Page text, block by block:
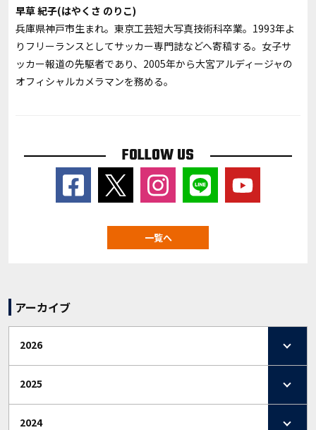
早草 紀子(はやくさ のりこ)
兵庫県神戸市生まれ。東京工芸短大写真技術科卒業。1993年よ
りフリーランスとしてサッカー専門誌などへ寄稿する。女子サ
ッカー報道の先駆者であり、2005年から大宮アルディージャの
オフィシャルカメラマンを務める。
FOLLOW US
一覧へ
アーカイブ
2026
2025
2024